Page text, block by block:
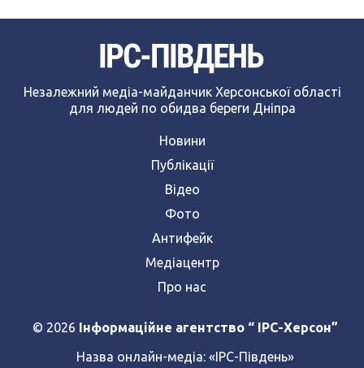
Незалежний медіа-майданчик Херсонської області
для людей по обидва береги Дніпра
Новини
Публікації
Відео
Фото
Антифейк
Медіацентр
Про нас
© 2026 Інформаційне агентство “ IPC-Херсон”
Назва онлайн-медіа: «ІРС-Південь»